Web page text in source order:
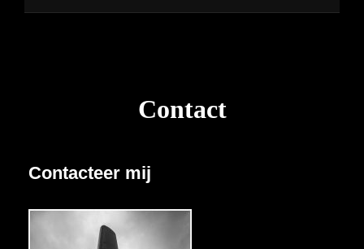
Contact
Contacteer mij